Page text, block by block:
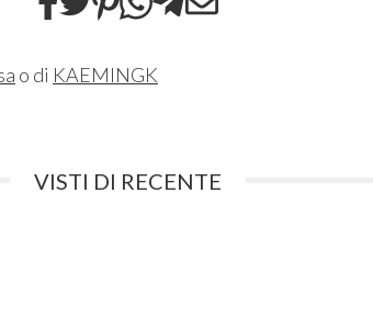
o di KAEMINGK
VISTI DI RECENTE